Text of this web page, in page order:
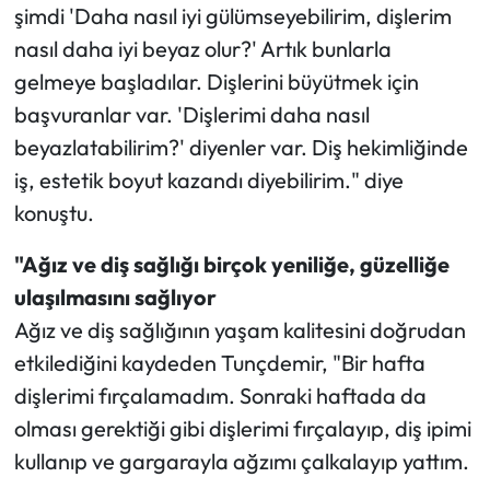
şimdi 'Daha nasıl iyi gülümseyebilirim, dişlerim
nasıl daha iyi beyaz olur?' Artık bunlarla
gelmeye başladılar. Dişlerini büyütmek için
başvuranlar var. 'Dişlerimi daha nasıl
beyazlatabilirim?' diyenler var. Diş hekimliğinde
iş, estetik boyut kazandı diyebilirim." diye
konuştu.
"Ağız ve diş sağlığı birçok yeniliğe, güzelliğe
ulaşılmasını sağlıyor
Ağız ve diş sağlığının yaşam kalitesini doğrudan
etkilediğini kaydeden Tunçdemir, "Bir hafta
dişlerimi fırçalamadım. Sonraki haftada da
olması gerektiği gibi dişlerimi fırçalayıp, diş ipimi
kullanıp ve gargarayla ağzımı çalkalayıp yattım.